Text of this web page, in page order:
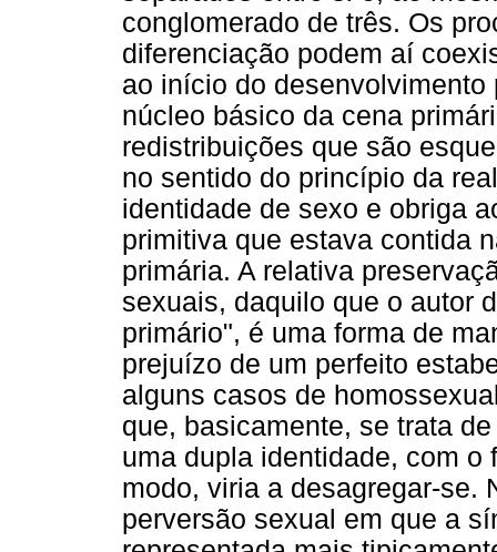
conglomerado de três. Os
diferenciação podem aí
ao início do
núcleo básico da cena
redistribuições que são
no sentido do princípio da
identidade de sexo e obriga
primitiva que estava contida
primária. A relativa
sexuais, daquilo que o autor
primário", é uma forma de
prejuízo de um perfeito
alguns casos de
que, basicamente, se trata
uma dupla identidade, com o
modo, viria a desagregar-se.
perversão sexual em que a